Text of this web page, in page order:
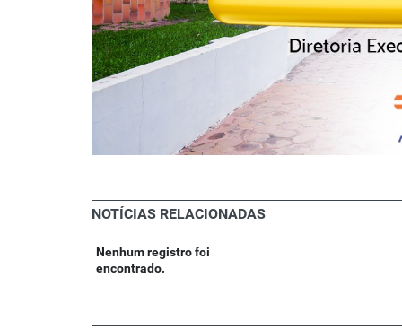
NOTÍCIAS RELACIONADAS
Nenhum registro foi
encontrado.